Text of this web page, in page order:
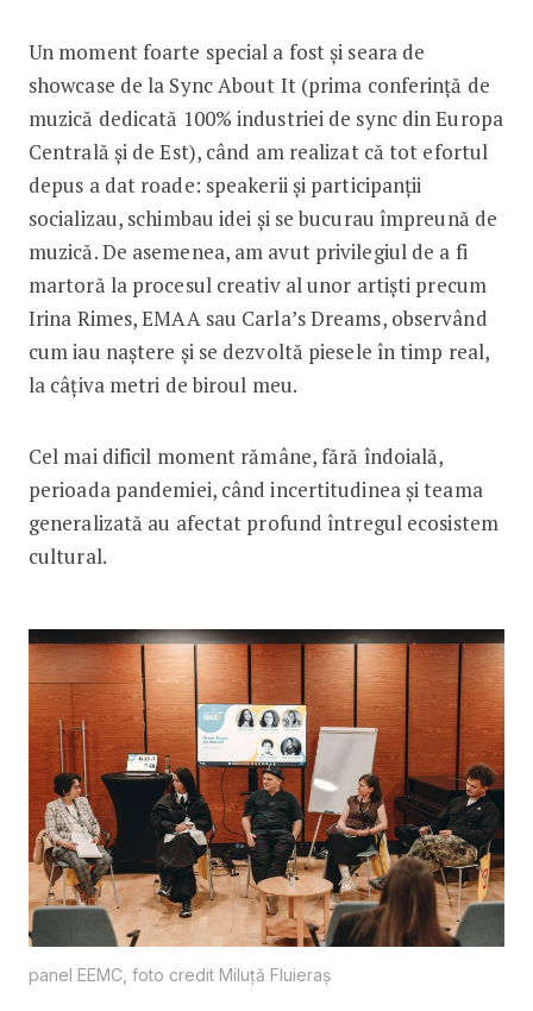
Un moment foarte special a fost și seara de
showcase de la Sync About It (prima conferință de
muzică dedicată 100% industriei de sync din Europa
Centrală și de Est), când am realizat că tot efortul
depus a dat roade: speakerii și participanții
socializau, schimbau idei și se bucurau împreună de
muzică. De asemenea, am avut privilegiul de a fi
martoră la procesul creativ al unor artiști precum
Irina Rimes, EMAA sau Carla’s Dreams, observând
cum iau naștere și se dezvoltă piesele în timp real,
la câțiva metri de biroul meu.
Cel mai dificil moment rămâne, fără îndoială,
perioada pandemiei, când incertitudinea și teama
generalizată au afectat profund întregul ecosistem
cultural.
panel EEMC, foto credit Miluță Fluieraș